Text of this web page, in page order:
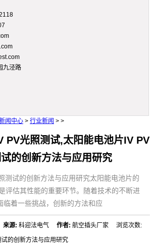
九泾路
闻中心 > 行业新闻 > >
PV光照测试,太阳能电池片IV PV
的创新方法与应用研究
测试的创新方法与应用研究太阳能电池片的
评估其性能的重要环节。随着技术的不断进
临着一些挑战，创新的方法和应
来源: 科迎法电气作者: 航空插头厂家 浏览次数:
的创新方法与应用研究